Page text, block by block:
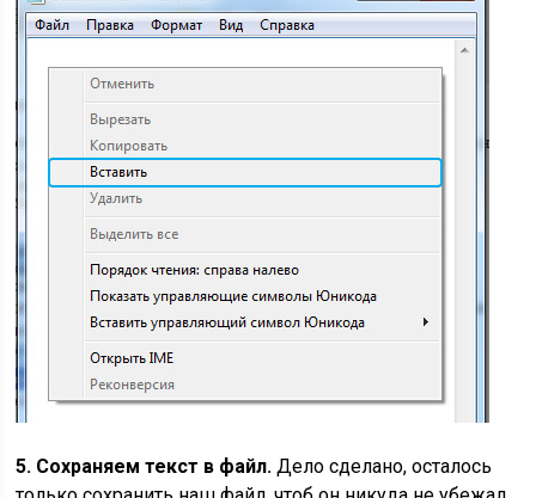
5. Сохраняем текст в файл. Дело сделано, осталось